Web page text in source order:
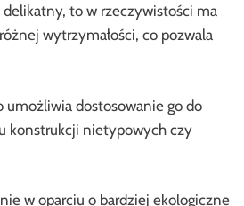
to w rzeczywistości ma
wytrzymałości, co pozwala
umożliwia dostosowanie go do
konstrukcji nietypowych czy
w oparciu o bardziej ekologiczne